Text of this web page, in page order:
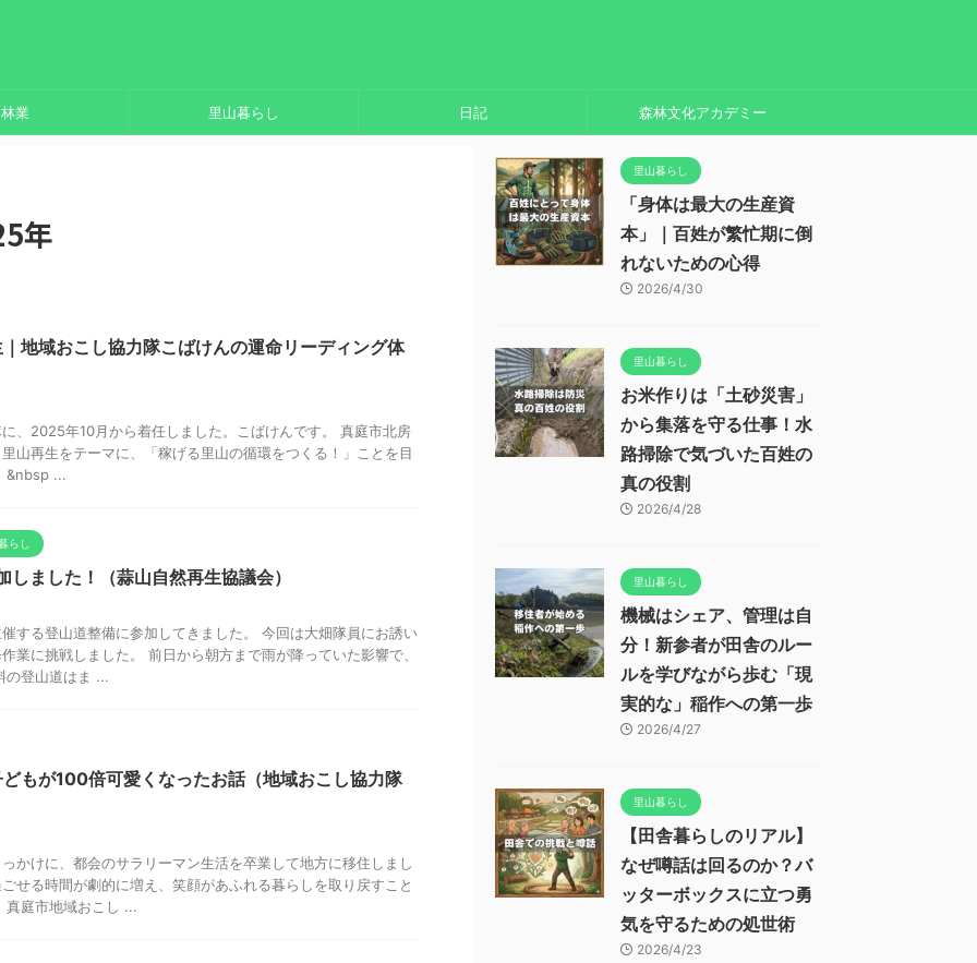
林業 里山暮らし 日記 森林文化アカデミー
年
地域おこし協力隊こばけんの運命リーディング体
、2025年10月から着任しました。こばけんです。 真庭市北房
山再生をテーマに、「稼げる里山の循環をつくる！」ことを目
&nbsp ...
らし
しました！（蒜山自然再生協議会）
する登山道整備に参加してきました。 今回は大畑隊員にお誘い
業に挑戦しました。 前日から朝方まで雨が降っていた影響で、
の登山道はま ...
もが100倍可愛くなったお話（地域おこし協力隊
かけに、都会のサラリーマン生活を卒業して地方に移住しまし
せる時間が劇的に増え、笑顔があふれる暮らしを取り戻すこと
真庭市地域おこし ...
里山暮らし
「身体は最大の生産資
本」｜百姓が繁忙期に倒
れないための心得
2026/4/30
里山暮らし
お米作りは「土砂災害」
から集落を守る仕事！水
路掃除で気づいた百姓の
真の役割
2026/4/28
里山暮らし
機械はシェア、管理は自
分！新参者が田舎のルー
ルを学びながら歩む「現
実的な」稲作への第一歩
2026/4/27
里山暮らし
【田舎暮らしのリアル】
なぜ噂話は回るのか？バ
ッターボックスに立つ勇
気を守るための処世術
2026/4/23